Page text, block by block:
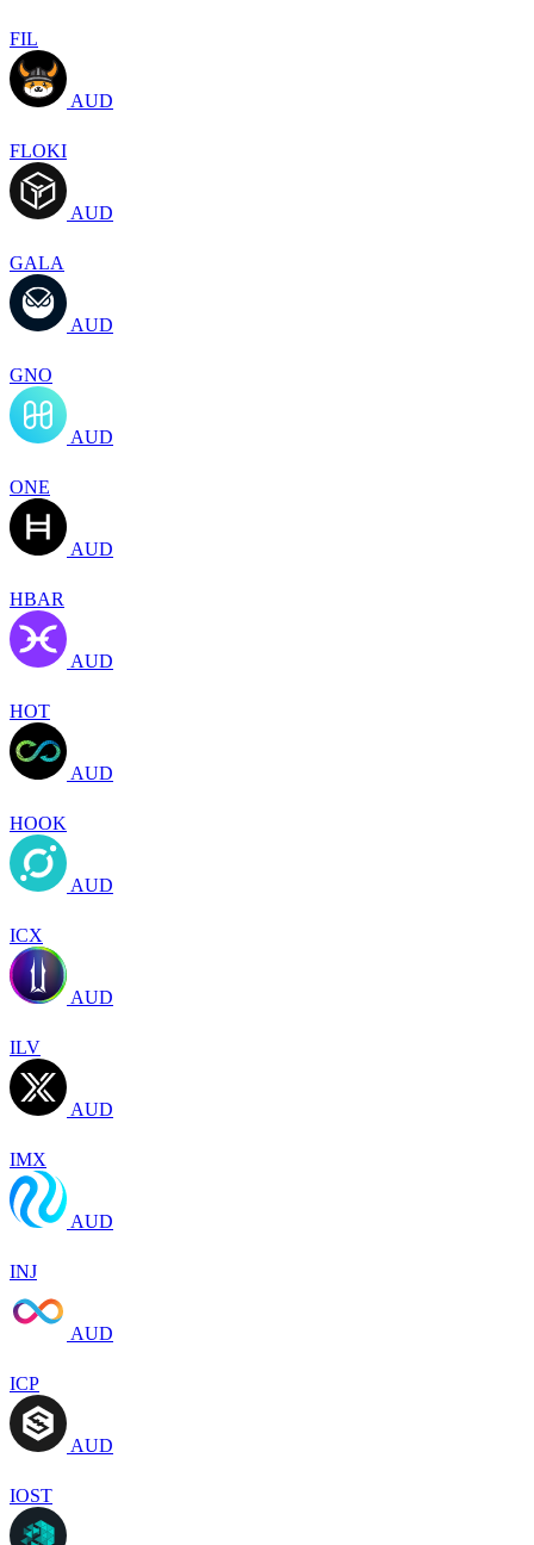
FIL
AUD
FLOKI
AUD
GALA
AUD
GNO
AUD
ONE
AUD
HBAR
AUD
HOT
AUD
HOOK
AUD
ICX
AUD
ILV
AUD
IMX
AUD
INJ
AUD
ICP
AUD
IOST